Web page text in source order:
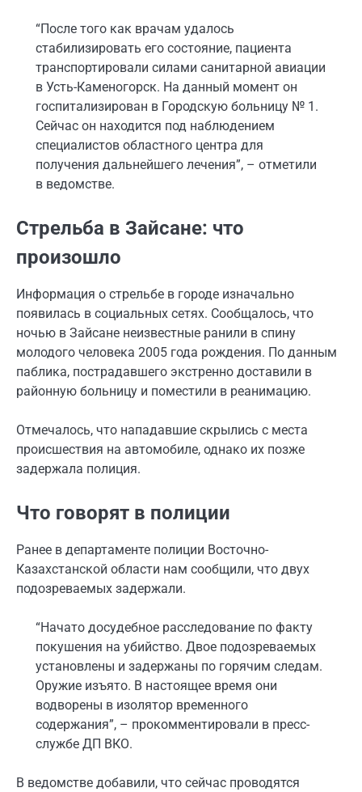
“После того как врачам удалось
стабилизировать его состояние, пациента
транспортировали силами санитарной авиации
в Усть-Каменогорск. На данный момент он
госпитализирован в Городскую больницу № 1.
Сейчас он находится под наблюдением
специалистов областного центра для
получения дальнейшего лечения”, – отметили
в ведомстве.
Стрельба в Зайсане: что
произошло
Информация о стрельбе в городе изначально
появилась в социальных сетях. Сообщалось, что
ночью в Зайсане неизвестные ранили в спину
молодого человека 2005 года рождения. По данным
паблика, пострадавшего экстренно доставили в
районную больницу и поместили в реанимацию.
Отмечалось, что нападавшие скрылись с места
происшествия на автомобиле, однако их позже
задержала полиция.
Что говорят в полиции
Ранее в департаменте полиции Восточно-
Казахстанской области нам сообщили, что двух
подозреваемых задержали.
“Начато досудебное расследование по факту
покушения на убийство. Двое подозреваемых
установлены и задержаны по горячим следам.
Оружие изъято. В настоящее время они
водворены в изолятор временного
содержания”, – прокомментировали в пресс-
службе ДП ВКО.
В ведомстве добавили, что сейчас проводятся